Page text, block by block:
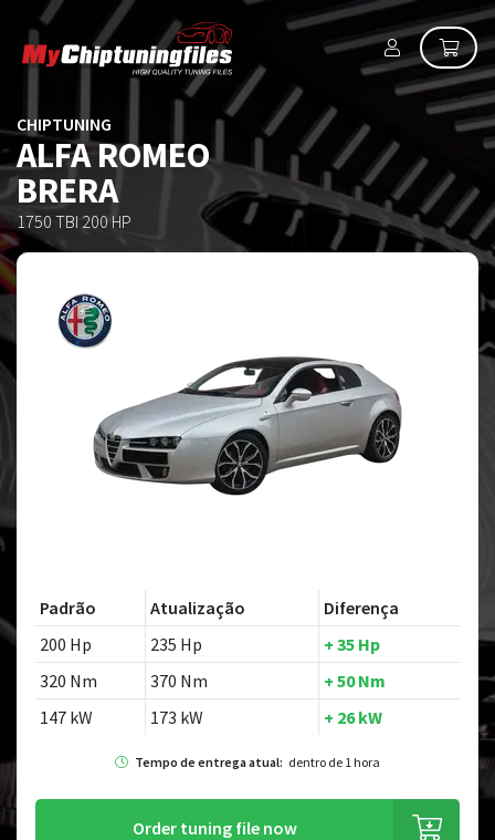
CHIPTUNING
ALFA ROMEO
BRERA
1750 TBI 200 HP
Padrão Atualização
Diferença
200 Hp
235 Hp
+ 35 Hp
320 Nm
370 Nm
+ 50 Nm
147 kW
173 kW + 26 kW
Tempo de entrega atual: dentro de 1 hora
Order tuning file now